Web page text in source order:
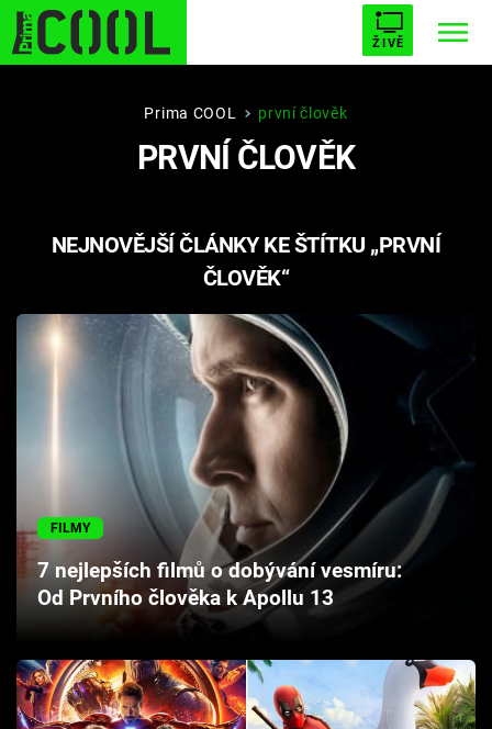
ŽIVĚ
STARHOUSE BUFFY, PŘEMOŽITELKA UPÍRŮ
PLNEJ KOTEL AVENGERS 5
Filmy
Cool Esport
Pořady
TV Program
Sledujte prima+
Prima COOL první člověk
PRVNÍ ČLOVĚK
NEJNOVĚJŠÍ ČLÁNKY KE ŠTÍTKU „PRVNÍ
ČLOVĚK“
FILMY
7 nejlepších filmů o dobývání vesmíru:
Od Prvního člověka k Apollu 13